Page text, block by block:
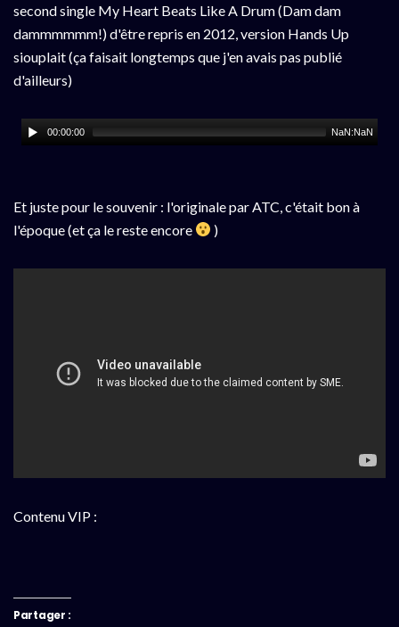
second single My Heart Beats Like A Drum (Dam dam
dammmmmm!) d'être repris en 2012, version Hands Up
siouplait (ça faisait longtemps que j'en avais pas publié
d'ailleurs)
00:00:00 NaN:NaN
Et juste pour le souvenir : l'originale par ATC, c'était bon à
l'époque (et ça le reste encore
)
Contenu VIP :
Partager :